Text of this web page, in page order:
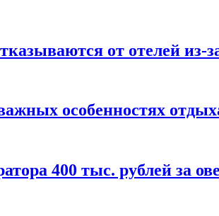
от отелей из-
особенностях
400 тыс. рублей за